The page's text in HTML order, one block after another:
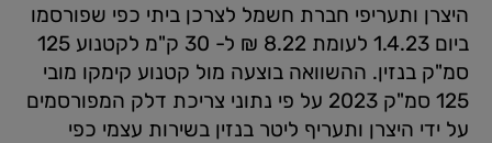
היצרן ותעריפי חברת חשמל לצרכן ביתי כפי שפורסמו
ביום 1.4.23 לעומת 8.22 ₪ ל- 30 ק"מ לקטנוע 125
סמ"ק בנזין. ההשוואה בוצעה מול קטנוע קימקו מובי
125 סמ"ק 2023 על פי נתוני צריכת דלק המפורסמים
על ידי היצרן ותעריף ליטר בנזין בשירות עצמי כפי